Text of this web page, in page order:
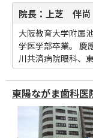
院長：上芝 伴尚
大阪教育大学附属
学医学部卒業。 慶
川共済病院眼科、
東陽ながま歯科医